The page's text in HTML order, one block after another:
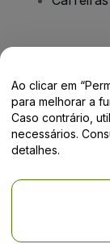
Centro
O uso deste site
Política de
Ao clicar em
para melhorar a
Caso contrário,
necessários.
detalhes.